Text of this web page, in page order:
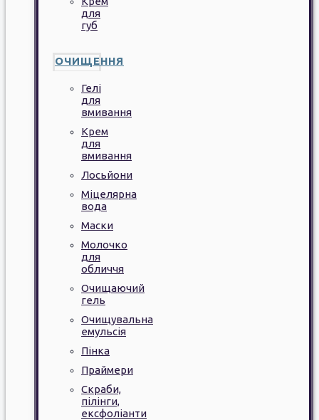
для
губ
ОЧИЩЕННЯ
Гелі
для
вмивання
Крем
для
вмивання
Лосьйони
Міцелярна
вода
Маски
Молочко
для
обличчя
Очищаючий
гель
Очищувальна
емульсія
Пінка
Праймери
Скраби,
пілінги,
ексфоліанти